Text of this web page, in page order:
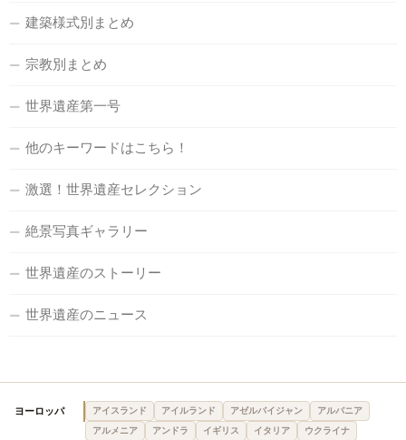
建築様式別まとめ
宗教別まとめ
世界遺産第一号
他のキーワードはこちら！
激選！世界遺産セレクション
絶景写真ギャラリー
世界遺産のストーリー
世界遺産のニュース
ヨーロッパ アイスランド アイルランド アゼルバイジャン
アルバニア
アルメニア
アンドラ イギリス イタリア
ウクライナ